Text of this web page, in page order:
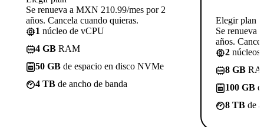
Se renueva a MXN 210.99/mes por 2
años. Cancela cuando quieras.
1 núcleo de vCPU
4 GB RAM
50 GB de espacio en disco NVMe
4 TB de ancho de banda
Elegir plan
Se renueva
años.
2 núcleos
8 GB
100 GB
8 TB de